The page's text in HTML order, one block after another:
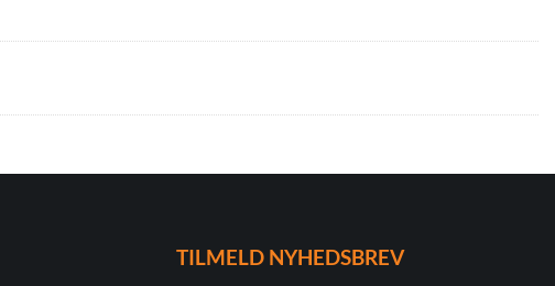
TILMELD NYHEDSBREV